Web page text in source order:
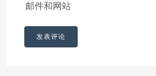
邮件和网站